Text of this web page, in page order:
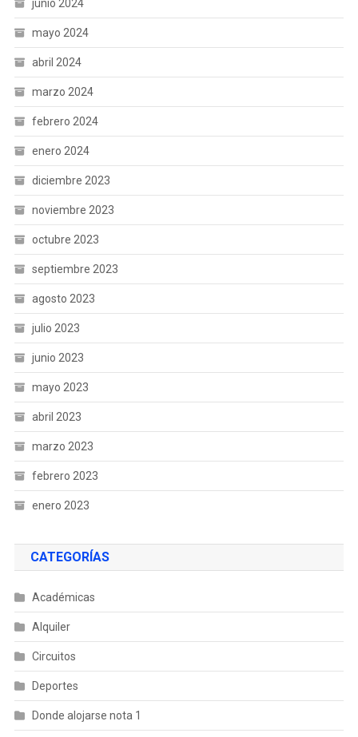
junio 2024
mayo 2024
abril 2024
marzo 2024
febrero 2024
enero 2024
diciembre 2023
noviembre 2023
octubre 2023
septiembre 2023
agosto 2023
julio 2023
junio 2023
mayo 2023
abril 2023
marzo 2023
febrero 2023
enero 2023
CATEGORÍAS
Académicas
Alquiler
Circuitos
Deportes
Donde alojarse nota 1